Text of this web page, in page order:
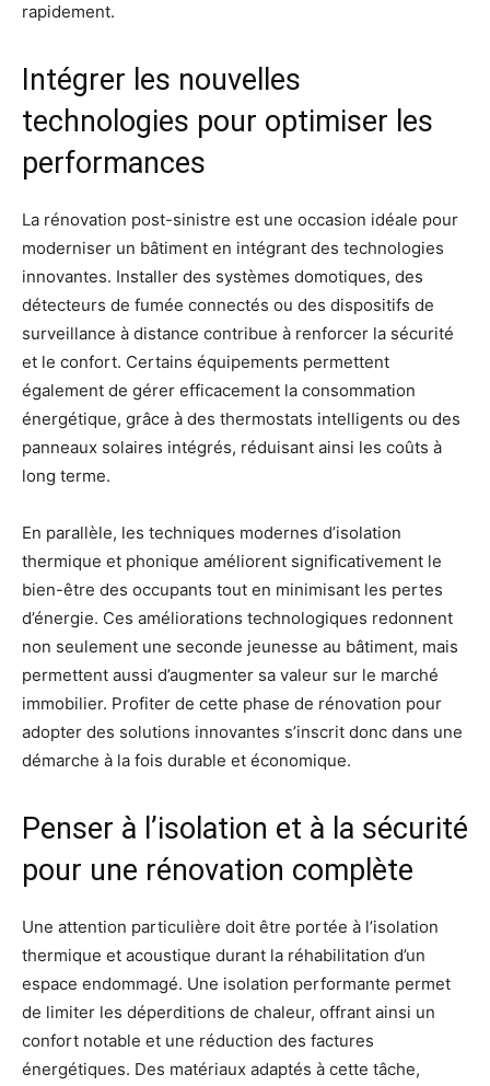
rapidement.
Intégrer les nouvelles
technologies pour optimiser les
performances
La rénovation post-sinistre est une occasion idéale pour
moderniser un bâtiment en intégrant des technologies
innovantes. Installer des systèmes domotiques, des
détecteurs de fumée connectés ou des dispositifs de
surveillance à distance contribue à renforcer la sécurité
et le confort. Certains équipements permettent
également de gérer efficacement la consommation
énergétique, grâce à des thermostats intelligents ou des
panneaux solaires intégrés, réduisant ainsi les coûts à
long terme.
En parallèle, les techniques modernes d’isolation
thermique et phonique améliorent significativement le
bien-être des occupants tout en minimisant les pertes
d’énergie. Ces améliorations technologiques redonnent
non seulement une seconde jeunesse au bâtiment, mais
permettent aussi d’augmenter sa valeur sur le marché
immobilier. Profiter de cette phase de rénovation pour
adopter des solutions innovantes s’inscrit donc dans une
démarche à la fois durable et économique.
Penser à l’isolation et à la sécurité
pour une rénovation complète
Une attention particulière doit être portée à l’isolation
thermique et acoustique durant la réhabilitation d’un
espace endommagé. Une isolation performante permet
de limiter les déperditions de chaleur, offrant ainsi un
confort notable et une réduction des factures
énergétiques. Des matériaux adaptés à cette tâche,